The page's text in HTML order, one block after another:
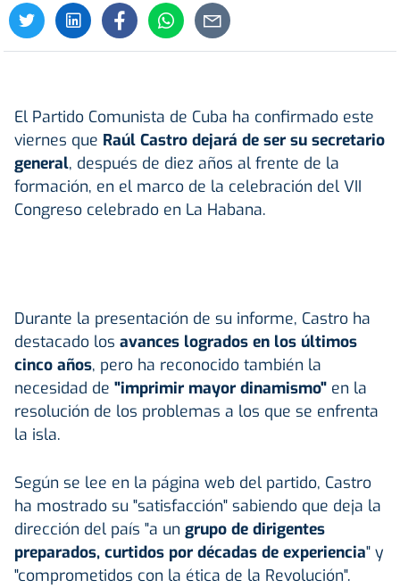
El Partido Comunista de Cuba ha confirmado este
viernes que Raúl Castro dejará de ser su secretario
general, después de diez años al frente de la
formación, en el marco de la celebración del VII
Congreso celebrado en La Habana.
Durante la presentación de su informe, Castro ha
destacado los avances logrados en los últimos
cinco años, pero ha reconocido también la
necesidad de "imprimir mayor dinamismo" en la
resolución de los problemas a los que se enfrenta
la isla.
Según se lee en la página web del partido, Castro
ha mostrado su "satisfacción" sabiendo que deja la
dirección del país "a un grupo de dirigentes
preparados, curtidos por décadas de experiencia" y
"comprometidos con la ética de la Revolución".